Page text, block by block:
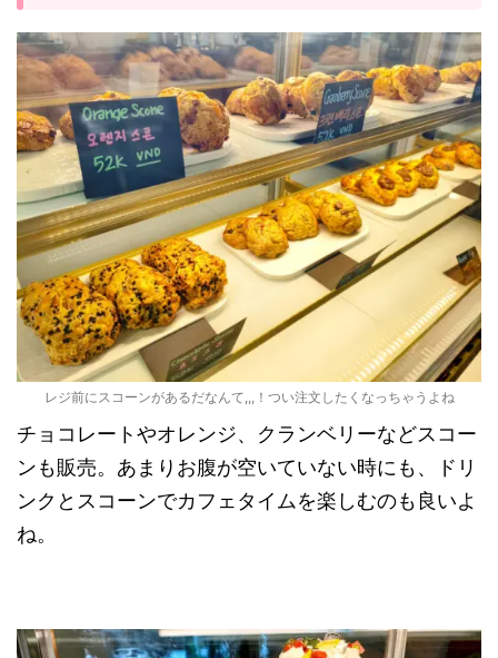
レジ前にスコーンがあるだなんて,,,！つい注文したくなっちゃうよね
チョコレートやオレンジ、クランベリーなどスコー
ンも販売。あまりお腹が空いていない時にも、ドリ
ンクとスコーンでカフェタイムを楽しむのも良いよ
ね。